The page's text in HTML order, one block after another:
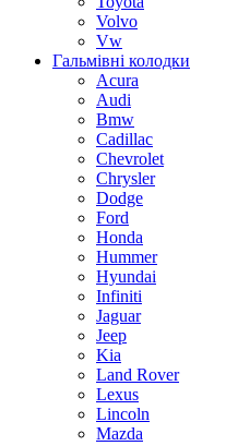
Volvo
Vw
Гальмівні колодки
Acura
Audi
Bmw
Cadillac
Chevrolet
Chrysler
Dodge
Ford
Honda
Hummer
Hyundai
Infiniti
Jaguar
Jeep
Kia
Land Rover
Lexus
Lincoln
Mazda